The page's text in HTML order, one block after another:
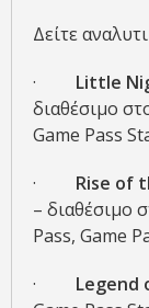
Δείτε
· Little
διαθέσιμο
Game Pass
· Rise of
– διαθέσιμο
Pass, Game
· Legend